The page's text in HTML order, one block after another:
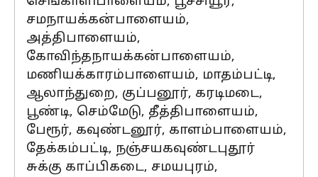
சமநாயக்கன்பாளையம்,
அத்திபாளையம்,
கோவிந்தநாயக்கன்பாளையம்,
மணியக்காரம்பாளையம், மாதம்பட்டி,
ஆலாந்துறை, குப்பனூர், கரடிமடை,
பூண்டி, செம்மேடு, தீத்திபாளையம்,
பேரூர், கவுண்டனூர், காளம்பாளையம்,
தேக்கம்பட்டி, நஞ்சயகவுண்டபுதூர்
சுக்கு காப்பிகடை, சமயபுரம்,